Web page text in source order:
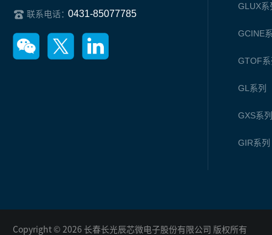
联系电话：0431-85077785
GLUX系
GCINE
GTOF
GL 系列
GXS系
GIR系列
Copyright © 2026 长春长光辰芯微电子股份有限公司 版权所有